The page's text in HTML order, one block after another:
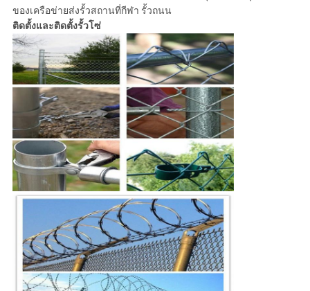
ของเครือข่ายส่งรั้วสถานที่กีฬา รั้วถนน
ติดตั้งและติดตั้งรั้วโซ่